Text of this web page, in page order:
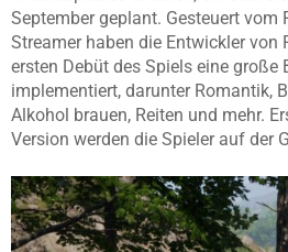
September geplant. Gesteuert vom
Streamer haben die Entwickler von
ersten Debüt des Spiels eine große
implementiert, darunter Romantik,
Alkohol brauen, Reiten und mehr.
Version werden die Spieler auf der